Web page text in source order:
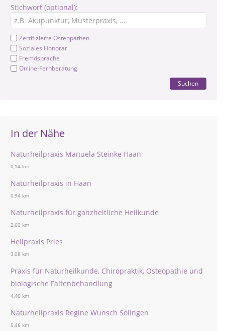
Stichwort (optional):
Zertifizierte Osteopathen
Soziales Honorar
Fremdsprache
Online-Fernberatung
Suchen
In der Nähe
Naturheilpraxis Manuela Steinke Haan
0,14 km
Naturheilpraxis in Haan
0,94 km
Naturheilpraxis für ganzheitliche Heilkunde
2,60 km
Heilpraxis Pries
3,08 km
Praxis für Naturheilkunde, Chiropraktik, Osteopathie und
biologische Faltenbehandlung
4,46 km
Naturheilpraxis Regine Wunsch Solingen
5,46 km